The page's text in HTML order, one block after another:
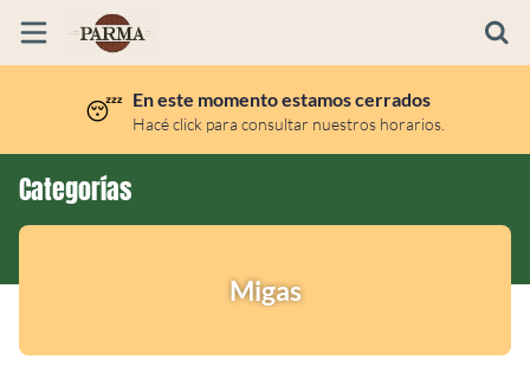
Inicio
Ubicación
😴 En este momento estamos cerrados
Hacé click para consultar nuestros horarios.
Categorías
Migas